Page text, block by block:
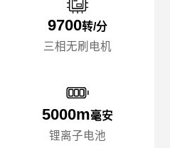
9700转/分
三相无刷电机
5000m毫安
锂离子电池